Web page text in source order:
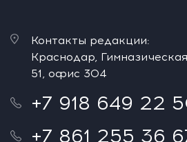
Контакты редакции:
Краснодар, Гимназическая
51, офис 304
+7 918 649 22
+7 861 255 36